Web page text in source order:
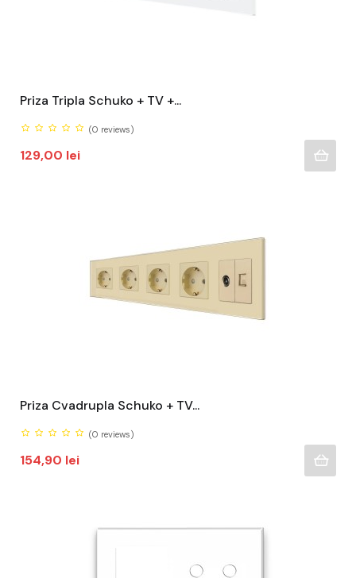
Priza Tripla Schuko + TV +...
(0 reviews)
Pret
129,00 lei
Priza Cvadrupla Schuko + TV...
(0 reviews)
Pret
154,90 lei